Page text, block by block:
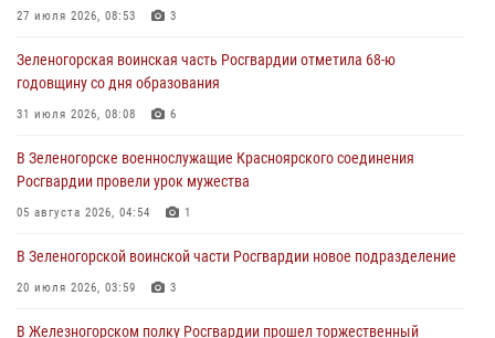
04 августа 2026, 08:36
В Красноярске сотрудники Росгвардии задержали подозреваемого
в серии краж из супермаркета
04 августа 2026, 06:50
Военнослужащие Красноярского соединения Росгвардии
познакомили отдыхающих детей с тонкостями РХБ защиты
03 августа 2026, 13:12 2
27 июля 2026, 08:53 3
Зеленогорская воинская часть Росгвардии отметила 68-ю
годовщину со дня образования
31 июля 2026, 08:08 6
В Зеленогорске военнослужащие Красноярского соединения
Росгвардии провели урок мужества
05 августа 2026, 04:54 1
В Зеленогорской воинской части Росгвардии новое подразделение
20 июля 2026, 03:59 3
В Железногорском полку Росгвардии прошел торжественный